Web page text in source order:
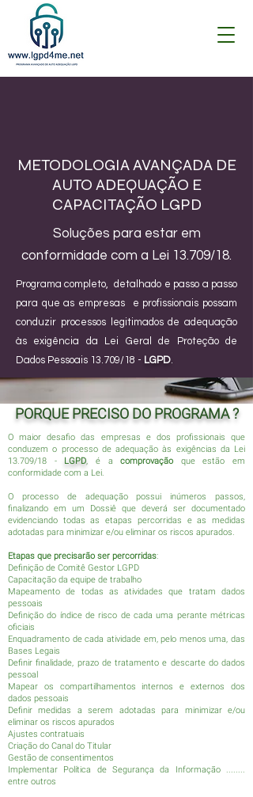
METODOLOGIA AVANÇADA DE
AUTO ADEQUAÇÃO E
CAPACITAÇÃO LGPD
Soluções para estar em
conformidade com a Lei 13.709/18.
Programa completo, detalhado e passo a passo
para que as empresas e profissionais possam
conduzir processos legitimados de adequação
às exigência da Lei Geral de Proteção de
Dados Pessoais 13.709/18 - LGPD.
PORQUE PRECISO DO PROGRAMA ?
O maior desafio das empresas e dos profissionais que
conduzem o processo de adequação às exigências da Lei
13.709/18 - LGPD, é acomprovação que estão em
conformidade com a Lei.
O processo de adequação possui inúmeros passos,
finalizando em um Dossiê que deverá ser documentado
evidenciando todas as etapas percorridas e as medidas
adotadas para minimizar e/ou eliminar os riscos apurados.
Etapas que precisarão ser percorridas:
Definição de Comitê Gestor LGPD
Capacitação da equipe de trabalho
Mapeamento de todas as atividades que tratam dados
pessoais
Definição do índice de risco de cada uma perante métricas
oficiais
Enquadramento de cada atividade em, pelo menos uma, das
Bases Legais
Definir finalidade, prazo de tratamento e descarte do dados
pessoal
Mapear os compartilhamentos internos e externos dos
dados pessoais
Definir medidas a serem adotadas para minimizar e/ou
eliminar os riscos apurados
Ajustes contratuais
Criação do Canal do Titular
Gestão de consentimentos
Implementar Política de Segurança da Informação ........
entre outros​